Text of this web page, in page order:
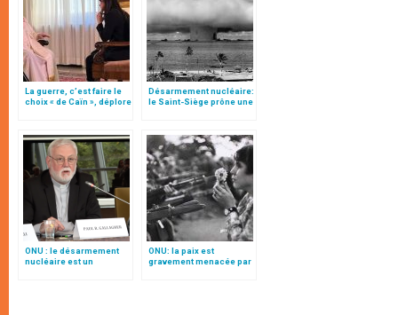
La guerre, c’est faire le
choix « de Caïn », déplore
Désarmement nucléaire:
le Saint-Siège prône une
ONU : le désarmement
nucléaire est un
ONU: la paix est
gravement menacée par